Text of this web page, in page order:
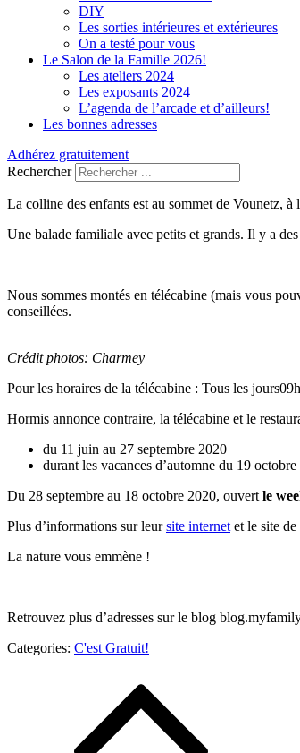
DIY
Les sorties intérieures et extérieures
On a testé pour vous
Le Salon de la Famille 2026!
Les ateliers 2024
Les exposants 2024
L’agenda de l’arcade et d’ailleurs!
Les bonnes adresses
Adhérez gratuitement
Rechercher
La colline des enfants est au sommet de Vounetz,
Une balade familiale avec petits et grands. Il y a
Nous sommes montés en télécabine (mais vous
conseillées.
Crédit photos: Charmey
Pour les horaires de la télécabine : Tous les
Hormis annonce contraire, la télécabine et le
du 11 juin au 27 septembre 2020
durant les vacances d’automne du 19
Du 28 septembre au 18 octobre 2020, ouvert le
Plus d’informations sur leursite internet et le site de
La nature vous emmène !
Retrouvez plus d’adresses sur le blog
Categories:
Categories: C'est Gratuit!